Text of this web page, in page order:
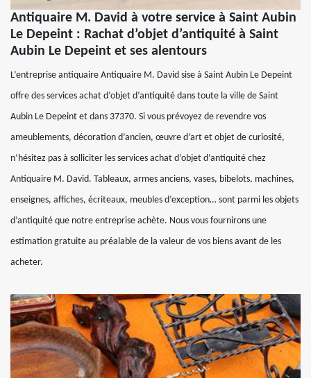
Antiquaire M. David à votre service à Saint Aubin
Le Depeint : Rachat d’objet d’antiquité à Saint
Aubin Le Depeint et ses alentours
L’entreprise antiquaire Antiquaire M. David sise à Saint Aubin Le Depeint
offre des services achat d’objet d’antiquité dans toute la ville de Saint
Aubin Le Depeint et dans 37370. Si vous prévoyez de revendre vos
ameublements, décoration d’ancien, œuvre d’art et objet de curiosité,
n’hésitez pas à solliciter les services achat d’objet d’antiquité chez
Antiquaire M. David. Tableaux, armes anciens, vases, bibelots, machines,
enseignes, affiches, écriteaux, meubles d’exception… sont parmi les objets
d’antiquité que notre entreprise achète. Nous vous fournirons une
estimation gratuite au préalable de la valeur de vos biens avant de les
acheter.